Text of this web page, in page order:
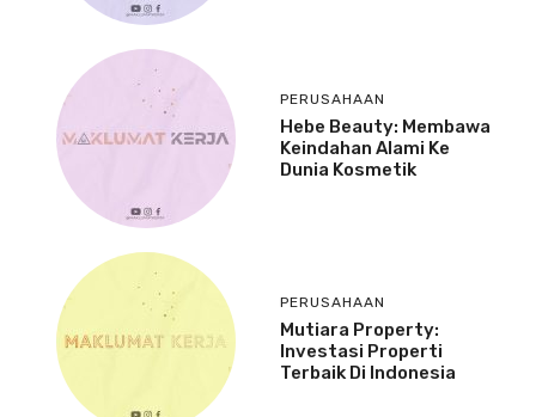
PERUSAHAAN
Hebe Beauty: Membawa
Keindahan Alami Ke
Dunia Kosmetik
PERUSAHAAN
Mutiara Property:
Investasi Properti
Terbaik Di Indonesia